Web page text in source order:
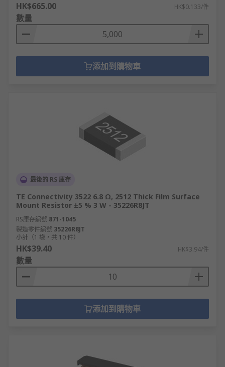
HK$665.00 HK$0.133/件
數量
添加到購物車
最後的 RS 庫存
TE Connectivity 3522 6.8 Ω, 2512 Thick Film Surface
Mount Resistor ±5 % 3 W - 35226R8JT
RS庫存編號 871-1045
製造零件編號 35226R8JT
小計（1 袋，共 10 件）
HK$39.40 HK$3.94/件
數量
添加到購物車